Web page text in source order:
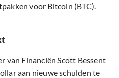
voor Bitcoin (BTC).
van Financiën Scott Bessent
aan nieuwe schulden te